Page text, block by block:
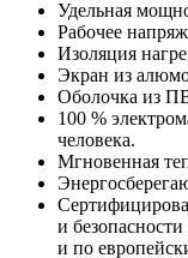
Удельная
Рабочее
Изоляция
Экран из
Оболочка из
100 %
человека.
Мгновенная
и
и по